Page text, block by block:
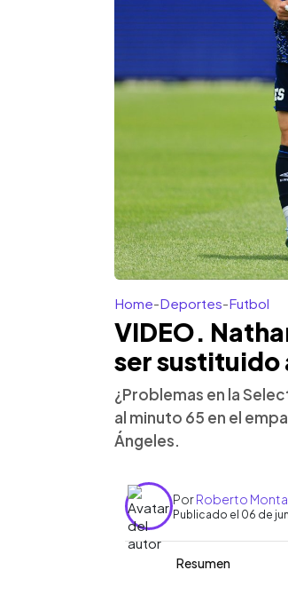
Home-Deportes-Futbol
VIDEO.
ser sustituido
¿Problemas en la
al minuto 65 en el
Ángeles.
PorRoberto
Publicado el 06 de
Resumen